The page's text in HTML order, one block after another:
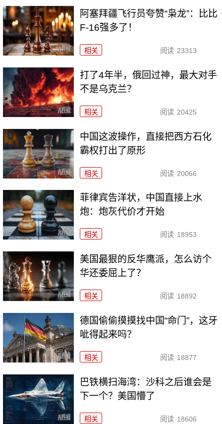
阿塞拜疆飞行员夸赞“枭龙”：比比
F-16强多了！
相关 阅读 23313
打了4年半，俄回过神，最大对手
不是乌克兰？
相关 阅读 20425
中国这波操作，直接把西方石化
霸权打出了原形
相关 阅读 20066
菲律宾告洋状，中国直接上水
炮：炮灰代价才开始
相关 阅读 18953
美国最狠的反华鹰派，怎么访个
华还委屈上了？
相关 阅读 18892
德国偷偷摸摸找中国“命门”，这牙
呲得起来吗？
相关 阅读 18877
巴铁横扫海湾：沙科之后谁会是
下一个？美国懵了
相关 阅读 18606